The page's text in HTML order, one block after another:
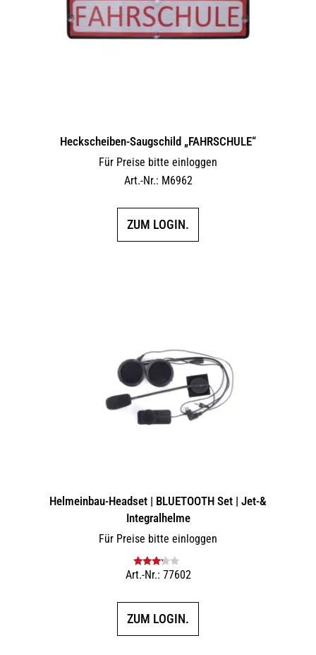
Heckscheiben-Saugschild „FAHRSCHULE“
Für Preise bitte einloggen
Art.-Nr.: M6962
ZUM LOGIN.
Helmeinbau-Headset | BLUETOOTH Set | Jet-&
Integralhelme
Für Preise bitte einloggen
Bewertet
Art.-Nr.: 77602
ZUM LOGIN.